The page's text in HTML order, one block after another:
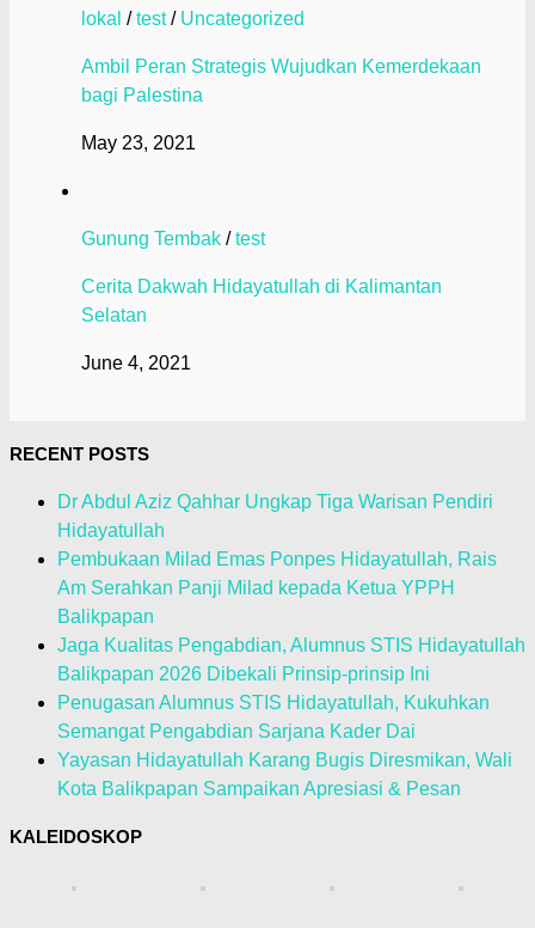
lokal /test/ Uncategorized
Ambil Peran Strategis Wujudkan Kemerdekaan
bagi Palestina
May 23, 2021
Gunung Tembak /test
Cerita Dakwah Hidayatullah di Kalimantan
Selatan
June 4, 2021
RECENT POSTS
Dr Abdul Aziz Qahhar Ungkap Tiga Warisan Pendiri
Hidayatullah
Pembukaan Milad Emas Ponpes Hidayatullah, Rais
Am Serahkan Panji Milad kepada Ketua YPPH
Balikpapan
Jaga Kualitas Pengabdian, Alumnus STIS Hidayatullah
Balikpapan 2026 Dibekali Prinsip-prinsip Ini
Penugasan Alumnus STIS Hidayatullah, Kukuhkan
Semangat Pengabdian Sarjana Kader Dai
Yayasan Hidayatullah Karang Bugis Diresmikan, Wali
Kota Balikpapan Sampaikan Apresiasi & Pesan
KALEIDOSKOP